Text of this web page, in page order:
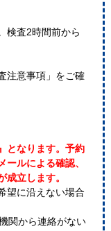
検査2時間前から
注意事項」をご確
となります。予約
ルによる確認、
立します。
望に沿えない場合
関から連絡がない